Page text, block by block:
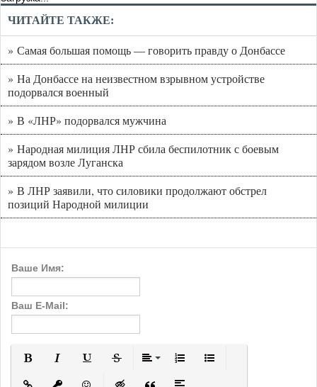
ЧИТАЙТЕ ТАКЖЕ:
» Самая большая помощь — говорить правду о Донбассе
» На Донбассе на неизвестном взрывном устройстве
подорвался военный
» В «ЛНР» подорвался мужчина
» Народная милиция ЛНР сбила беспилотник с боевым
зарядом возле Луганска
» В ЛНР заявили, что силовики продолжают обстрел
позиций Народной милиции
Ваше Имя:
Ваш E-Mail: